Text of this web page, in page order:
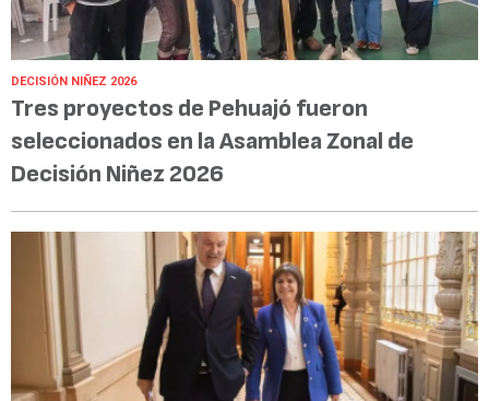
DECISIÓN NIÑEZ 2026
Tres proyectos de Pehuajó fueron
seleccionados en la Asamblea Zonal de
Decisión Niñez 2026